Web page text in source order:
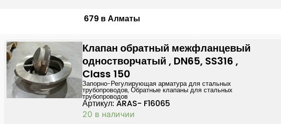
679 в Алматы
Клапан обратный межфланцевый
одностворчатый , DN65, SS316 ,
Class 150
Запорно-Регулирующая арматура для стальных
трубопроводов,Обратные клапаны для стальных
трубопроводов
Артикул: ARAS- F16065
20 в наличии